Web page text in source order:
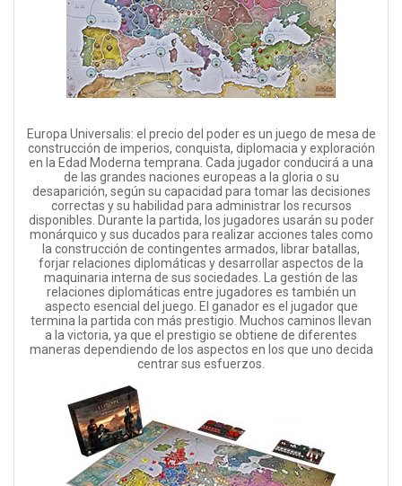
Europa Universalis: el precio del poder es un juego de mesa de
construcción de imperios, conquista, diplomacia y exploración
en la Edad Moderna temprana. Cada jugador conducirá a una
de las grandes naciones europeas a la gloria o su
desaparición, según su capacidad para tomar las decisiones
correctas y su habilidad para administrar los recursos
disponibles. Durante la partida, los jugadores usarán su poder
monárquico y sus ducados para realizar acciones tales como
la construcción de contingentes armados, librar batallas,
forjar relaciones diplomáticas y desarrollar aspectos de la
maquinaria interna de sus sociedades. La gestión de las
relaciones diplomáticas entre jugadores es también un
aspecto esencial del juego. El ganador es el jugador que
termina la partida con más prestigio. Muchos caminos llevan
a la victoria, ya que el prestigio se obtiene de diferentes
maneras dependiendo de los aspectos en los que uno decida
centrar sus esfuerzos.